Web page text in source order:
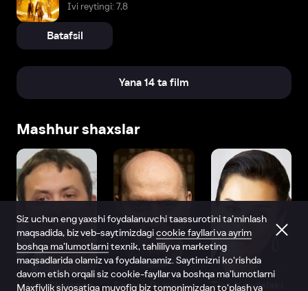
Ivi reytingi: 7,8
Batafsil
Yana 14 ta film
Mashhur shaxslar
Vitaliy Shlyappo Sergey Burunov Tina Kandelaki
Siz uchun eng yaxshi foydalanuvchi taassurotini ta’minlash
maqsadida, biz veb-saytimizdagicookie fayllari va ayrim
boshqa ma’lumotlarnitexnik, tahliliy va marketing
maqsadlarida olamiz va foydalanamiz. Saytimizni ko‘rishda
davom etish orqali siz cookie-fayllar va boshqa ma’lumotlarni
Maxfiylik siyosatiga muvofiq biz tomonimizdan to‘plash va